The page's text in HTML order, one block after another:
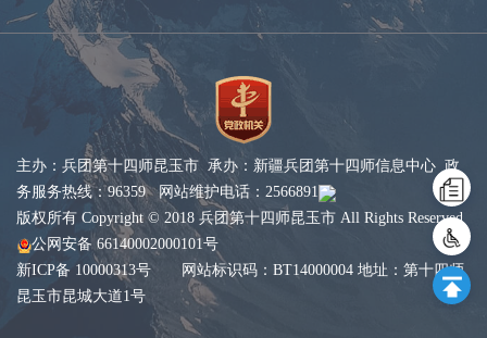
主办：兵团第十四师昆玉市 承办：新疆兵团第十四师信息中心 政
务服务热线：96359 网站维护电话：2566891
版权所有 Copyright © 2018 兵团第十四师昆玉市 All Rights Reserved
公网安备 66140002000101号
新ICP备 10000313号 网站标识码：BT14000004 地址：第十四师
昆玉市昆城大道1号